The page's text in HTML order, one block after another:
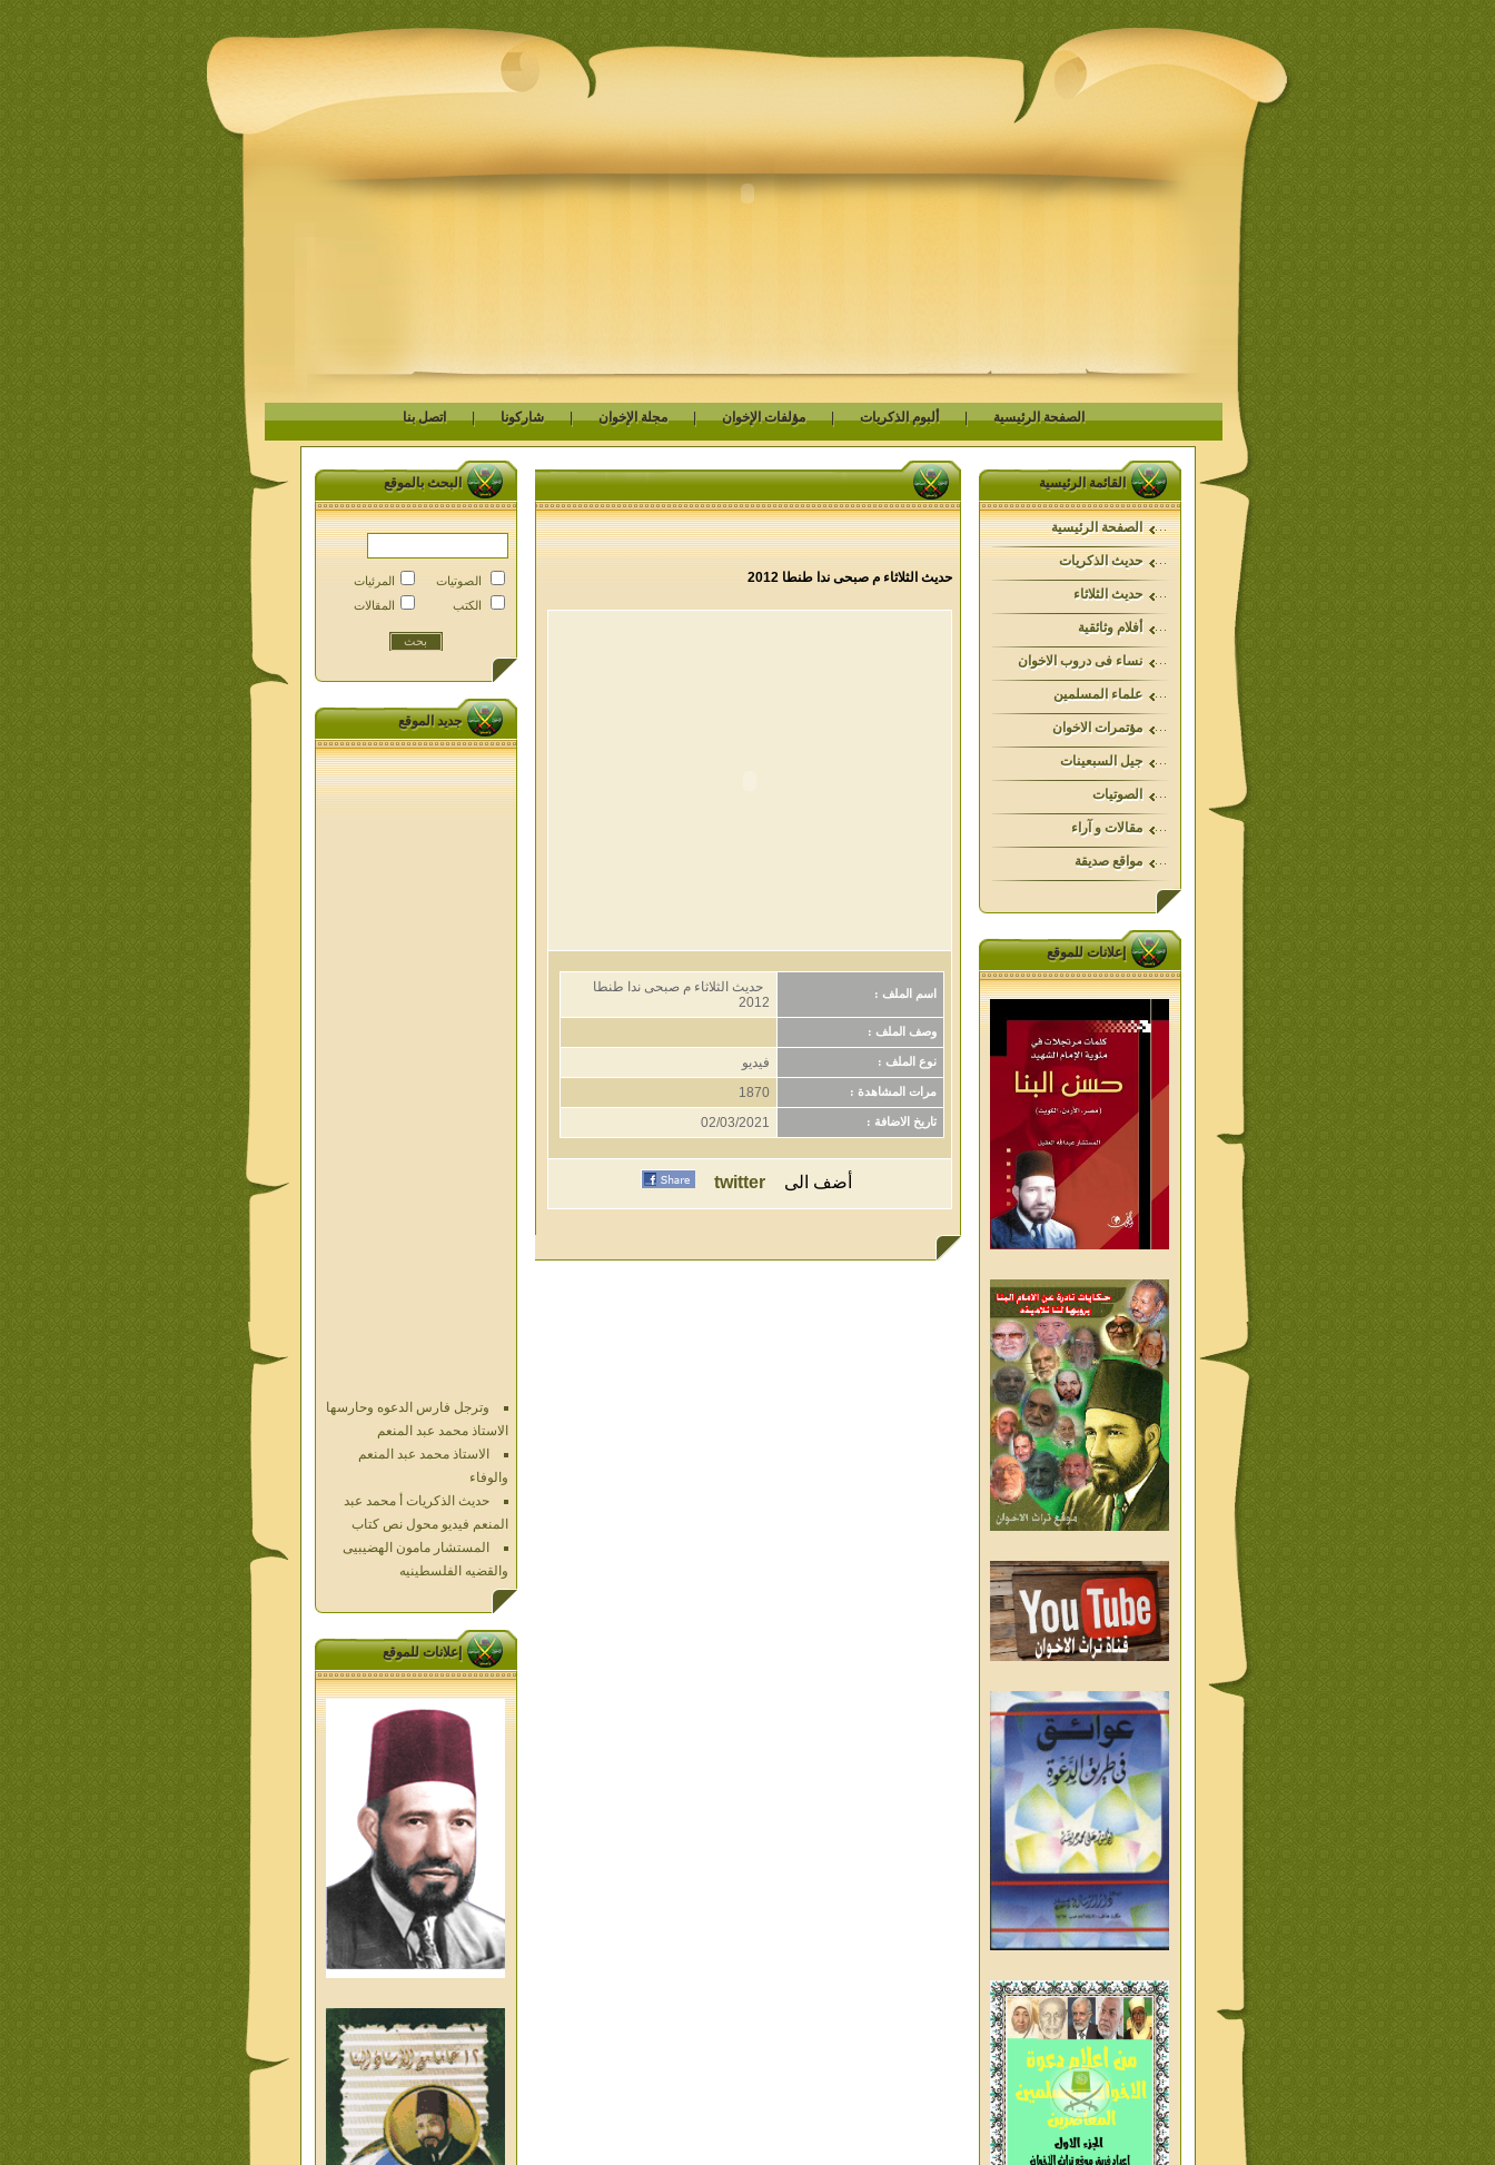
الصفحة الرئيسية | ألبوم الذكريات | مؤلفات الإخوان | مجلة الإخوان | شاركونا | اتصل بنا
القائمة الرئيسية
الصفحة الرئيسية
حديث الذكريات
حديث الثلاثاء
أفلام وثائقية
نساء فى دروب الاخوان
علماء المسلمين
مؤتمرات الاخوان
جيل السبعينات
الصوتيات
مقالات و آراء
مواقع صديقة
إعلانات للموقع
حديث الثلاثاء م صبحى ندا طنطا 2012
اسم الملف :
حديث الثلاثاء م صبحى ندا طنطا
2012
وصف الملف :
نوع الملف : فيديو
مرات المشاهدة : 1870
تاريخ الاضافة : 02/03/2021
أضف الى twitter
البحث بالموقع
الصوتيات
الكتب
المرئيات
المقالات
جديد الموقع
الاستاذ محمد عبد المنعم
والوفاء
حديث الذكريات أ محمد عبد
المنعم فيديو محول نص كتاب
المستشار مامون الهضيبيى
والقضيه الفلسطينيه
العداله الغائبه 1000 شهيد
فلسطين ده كان زمان
الاقصى فى قلوبنا
خواطر الحج
الاخوان فى حرب فلسطين
حكايات من التراث الجزء الاول
من اعلام الاخوان المسلمين
المعاصرين الجزء الثانى
ديوان شعر الاخوان فى القلب
تاليف الشيخ على متولى
تفاصيل جنازة الشهيد احمد
النيسى وعمر شاهين 1952
جمعه امين ومواقف ساعدت
الامام البنا فى تكوين شخصي
الاستاذ جمعه امين وعبقرية
الامام البنا
الشمائل المحمديه دكتور يحيى
غزب
واليوم والغد
من تراث د احمد العسال
العلمانية
كلمات رمضانية الشيخ عيسى
عبد العليم
قبسات رمضانية الشيخ عيسى
عبد العليم
إعلانات للموقع